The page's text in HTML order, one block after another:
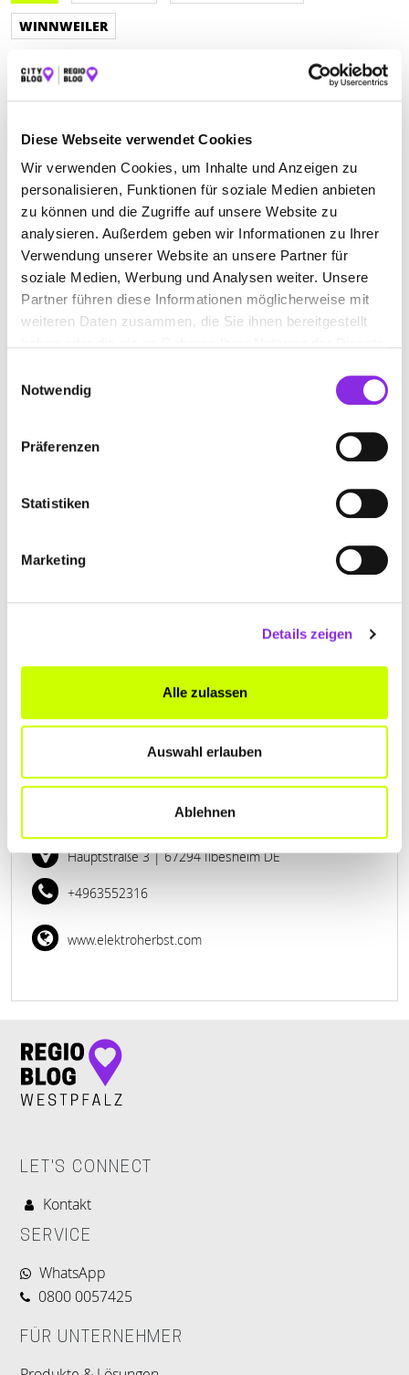
Diese Webseite verwendet Cookies
Wir verwenden Cookies, um Inhalte und Anzeigen zu
personalisieren, Funktionen für soziale Medien anbieten
zu können und die Zugriffe auf unsere Website zu
analysieren. Außerdem geben wir Informationen zu Ihrer
Verwendung unserer Website an unsere Partner für
soziale Medien, Werbung und Analysen weiter. Unsere
Partner führen diese Informationen möglicherweise mit
weiteren Daten zusammen, die Sie ihnen bereitgestellt
Notwendig
Präferenzen
Statistiken
Marketing
Details zeigen
Alle zulassen
Auswahl erlauben
Ablehnen
WINNWEILER
ANDRÉ BRUNNER ELEKTROTECHNIK
Am Rösenbrunnen 4| 69239 Neckarsteinach DE
+4962299308701
info@brunnerelektrotechnik.de
www.brunnerelektrotechnik.de
GRAF & DEMMERLE ELEKTROTECHNIK
www.gd-elektrotechnik.de
TIMO HERBST ELEKTROINSTALLATION
Hauptstraße 3| 67294 Ilbesheim DE
+4963552316
www.elektroherbst.com
LET'S CONNECT
Kontakt
SERVICE
WhatsApp
0800 0057425
FÜR UNTERNEHMER